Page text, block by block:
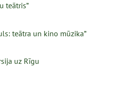
teātris”
teātra un kino mūzika”
uz Rīgu